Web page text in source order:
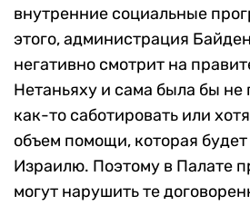
внутренние социальные
этого, администрация
негативно смотрит на
Нетаньяху и сама была бы не
как-то саботировать или
объем помощи, которая
Израилю. Поэтому в Палате
могут нарушить те